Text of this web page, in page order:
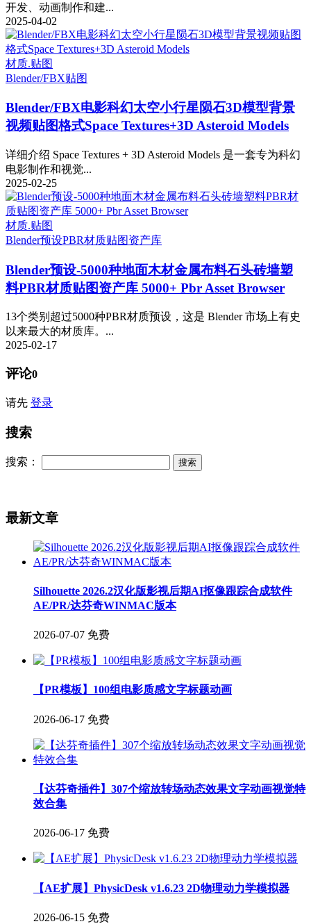
开发、动画制作和建...
2025-04-02
材质.贴图
Blender/FBX贴图
Blender/FBX电影科幻太空小行星陨石3D模型背景
视频贴图格式Space Textures+3D Asteroid Models
详细介绍 Space Textures + 3D Asteroid Models 是一套专为科幻
电影制作和视觉...
2025-02-25
材质.贴图
Blender预设PBR材质贴图资产库
Blender预设-5000种地面木材金属布料石头砖墙塑
料PBR材质贴图资产库 5000+ Pbr Asset Browser
13个类别超过5000种PBR材质预设，这是 Blender 市场上有史
以来最大的材质库。...
2025-02-17
评论0
请先 登录
搜索
搜索：
最新文章
Silhouette 2026.2汉化版影视后期AI抠像跟踪合成软件
AE/PR/达芬奇WINMAC版本
2026-07-07 免费
【PR模板】100组电影质感文字标题动画
2026-06-17 免费
【达芬奇插件】307个缩放转场动态效果文字动画视觉特
效合集
2026-06-17 免费
【AE扩展】PhysicDesk v1.6.23 2D物理动力学模拟器
2026-06-15 免费